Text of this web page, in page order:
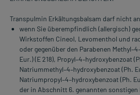
Transpulmin Erkältungsbalsam darf nicht
wenn Sie überempfindlich (allergisch)
Wirkstoffen Cineol, Levomenthol und
oder gegenüber den Parabenen
Eur.) (E 218), Propyl–4–hydroxybenzoat
Natriummethyl–4–hydroxybenzoat (Ph.
Natriumpropyl–4–hydroxybenzoat (Ph.
der in Abschnitt 6. genannten sonstigen